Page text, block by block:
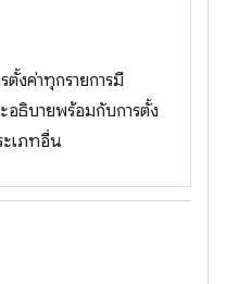
ตั้งค่าทุกรายการมี
อธิบายพร้อมกับการตั้ง
ะเภทอื่น